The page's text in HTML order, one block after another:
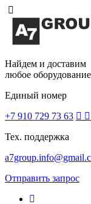
Найдем и доставим
любое
Единый номер
+7 910 729 73 63
Тех. поддержка
Отправить запрос